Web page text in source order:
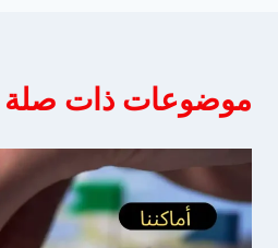
موضوعات ذات صلة